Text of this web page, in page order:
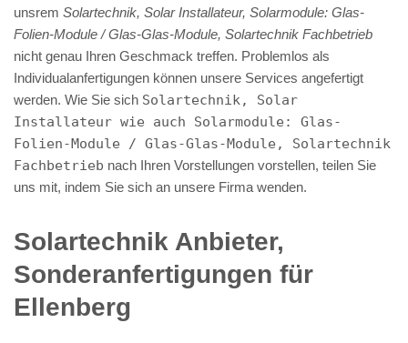
unsrem Solartechnik, Solar Installateur, Solarmodule: Glas-
Folien-Module / Glas-Glas-Module, Solartechnik Fachbetrieb
nicht genau Ihren Geschmack treffen. Problemlos als
Individualanfertigungen können unsere Services angefertigt
werden. Wie Sie sich Solartechnik, Solar
Installateur wie auch Solarmodule: Glas-
Folien-Module / Glas-Glas-Module, Solartechnik
Fachbetrieb nach Ihren Vorstellungen vorstellen, teilen Sie
uns mit, indem Sie sich an unsere Firma wenden.
Solartechnik Anbieter,
Sonderanfertigungen für
Ellenberg